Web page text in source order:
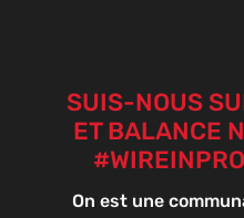
SUIS-NOUS
ET BALANCE
On est une